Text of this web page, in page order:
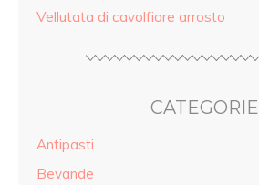
Vellutata di cavolfiore arrosto
CATEGORIE
Antipasti
Bevande